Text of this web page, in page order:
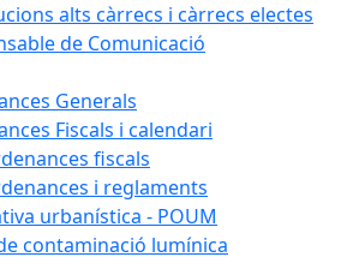
alts càrrecs i càrrecs electes
de Comunicació
Generals
Fiscals i calendari
fiscals
i reglaments
urbanística - POUM
contaminació lumínica